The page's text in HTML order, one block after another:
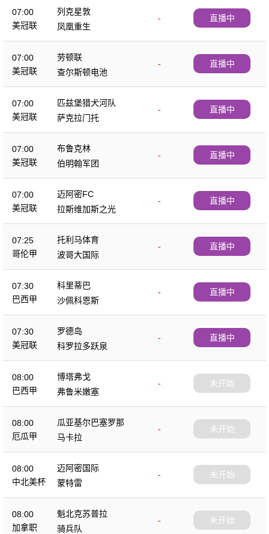
07:00
美冠联
列克星敦
-
凤凰重生
直播中
07:00
美冠联
劳顿联
-
查尔斯顿电池
直播中
07:00
美冠联
匹兹堡猎犬河队
-
萨克拉门托
直播中
07:00
美冠联
布鲁克林
-
伯明翰军团
直播中
07:00
美冠联
迈阿密FC
-
拉斯维加斯之光
直播中
07:25
哥伦甲
托利马体育
-
波哥大国际
直播中
07:30
巴西甲
科里蒂巴
-
沙佩科恩斯
直播中
07:30
美冠联
罗德岛
-
科罗拉多跃泉
直播中
08:00
巴西甲
博塔弗戈
-
弗鲁米嫩塞
未开始
08:00
厄瓜甲
瓜亚基尔巴塞罗那
-
马卡拉
未开始
08:00
中北美杯
迈阿密国际
-
蒙特雷
未开始
08:00
加拿职
魁北克苏普拉
-
骑兵队
未开始